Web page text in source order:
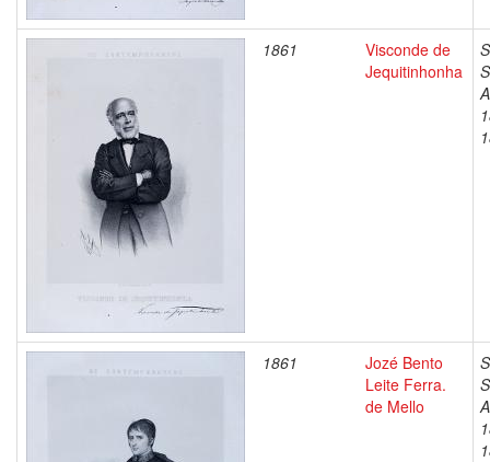
1861
Visconde de
Jequitinhonha
1861
Jozé Bento
Leite Ferra.
de Mello